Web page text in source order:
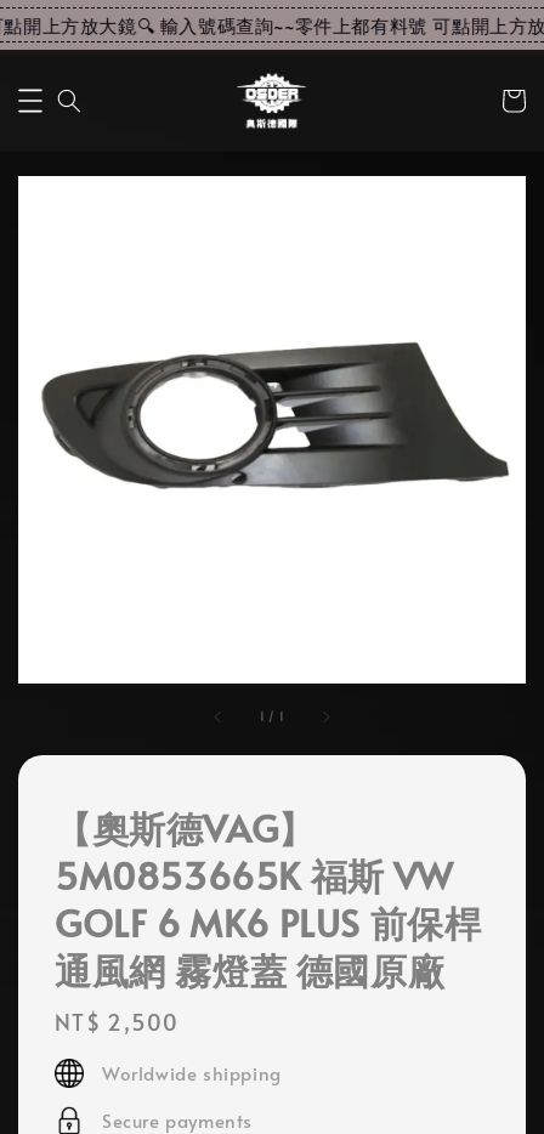
開上方放大鏡🔍 輸入號碼查詢~~零件上都有料號 可點開上方
1 / 1
【奧斯德VAG】
5M0853665K 福斯 VW
GOLF 6 MK6 PLUS 前保桿
通風網 霧燈蓋 德國原廠
Regular
price
NT$ 2,500
Worldwide shipping
Secure payments